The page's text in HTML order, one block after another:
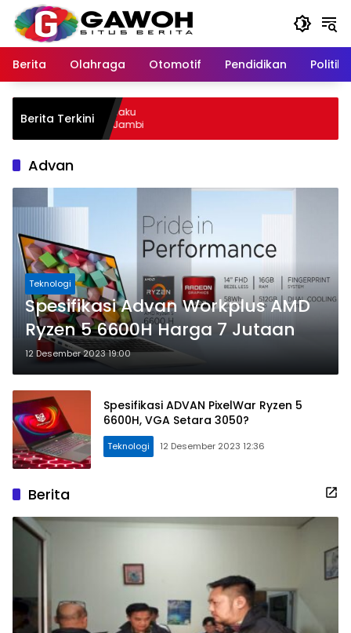
Langsung
konten
Berita
Olahraga Otomotif Pendidikan Politik
Berita Terkini
Tangkap Pelaku
Kabur ke Jambi
Advan
Teknologi
Spesifikasi Advan Workplus AMD
Ryzen 5 6600H Harga 7 Jutaan
12 Desember 2023 19:00
Spesifikasi ADVAN PixelWar Ryzen 5
6600H, VGA Setara 3050?
Teknologi 12 Desember 2023 12:36
Berita